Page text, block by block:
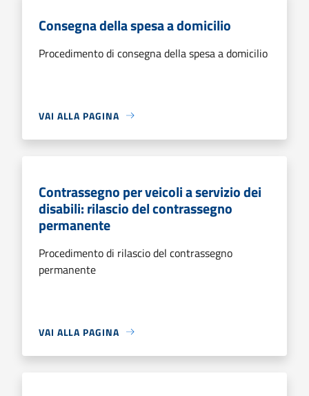
Consegna della spesa a domicilio
Procedimento di consegna della spesa a domicilio
VAI ALLA PAGINA
Contrassegno per veicoli a servizio dei
disabili: rilascio del contrassegno
permanente
Procedimento di rilascio del contrassegno
permanente
VAI ALLA PAGINA